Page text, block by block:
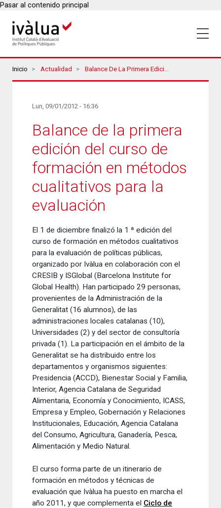
Pasar al contenido principal
Breadcrumbs
Inicio Actualidad Balance De La Primera Edición Del Curso De Formación En Métodos Cualitativos Para La Evaluación
Lun, 09/01/2012 - 16:36
Balance de la primera
edición del curso de
formación en métodos
cualitativos para la
evaluación
El 1 de diciembre finalizó la 1 ª edición del
curso de formación en métodos cualitativos
para la evaluación de políticas públicas,
organizado por Ivàlua en colaboración con el
CRESIB y ISGlobal (Barcelona Institute for
Global Health). Han participado 29 personas,
provenientes de la Administración de la
Generalitat (16 alumnos), de las
administraciones locales catalanas (10),
Universidades (2) y del sector de consultoría
privada (1). La participación en el ámbito de la
Generalitat se ha distribuido entre los
departamentos y organismos siguientes:
Presidencia (ACCD), Bienestar Social y Familia,
Interior, Agencia Catalana de Seguridad
Alimentaria, Economía y Conocimiento, ICASS,
Empresa y Empleo, Gobernación y Relaciones
Institucionales, Educación, Agencia Catalana
del Consumo, Agricultura, Ganadería, Pesca,
Alimentación y Medio Natural.
El curso forma parte de un itinerario de
formación en métodos y técnicas de
evaluación que Ivàlua ha puesto en marcha el
año 2011, y que complementa el Ciclo de